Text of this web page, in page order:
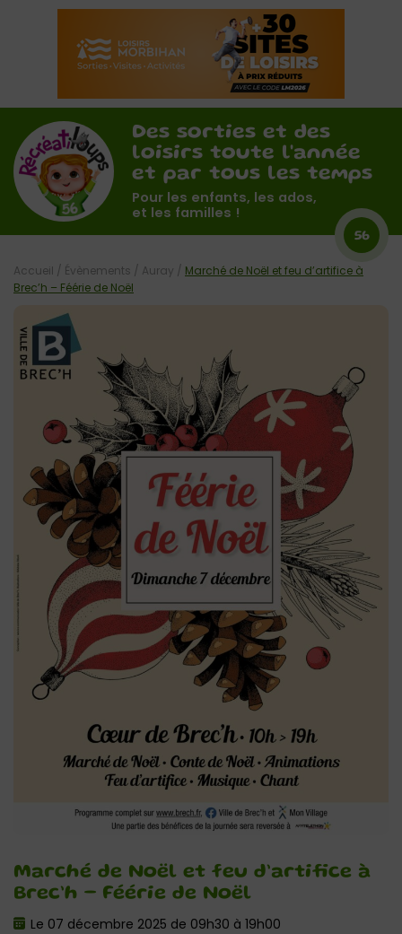
Des sorties et des
loisirs toute l'année
et par tous les temps
Pour les enfants, les ados,
et les familles !
56
Marché de Noël et feu d’artifice à
Brec’h – Féérie de Noël
Le 07 décembre 2025 de 09h30 à 19h00
Accueil / Évènements / Auray / Marché de Noël et feu d’artifice à
Brec’h – Féérie de Noël